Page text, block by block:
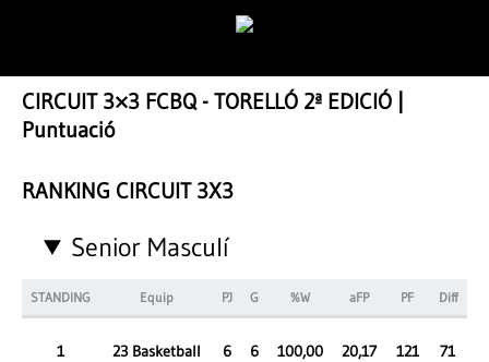
CIRCUIT 3×3 FCBQ - TORELLÓ 2ª EDICIÓ |
Puntuació
RANKING CIRCUIT 3X3
Senior Masculí
STANDING Equip PJ G %W aFP PF Diff
1 23 Basketball 6 6
100,00
20,17 121 71